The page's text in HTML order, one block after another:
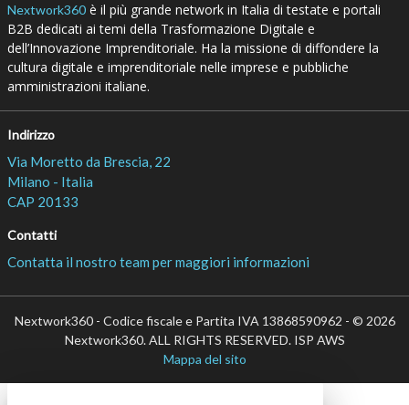
Nextwork360è il più grande network in Italia di testate e portali
B2B dedicati ai temi della Trasformazione Digitale e
dell’Innovazione Imprenditoriale. Ha la missione di diffondere la
cultura digitale e imprenditoriale nelle imprese e pubbliche
amministrazioni italiane.
Indirizzo
Via Moretto da Brescia, 22
Milano - Italia
CAP 20133
Contatti
Contatta il nostro team per maggiori informazioni
Nextwork360 - Codice fiscale e Partita IVA 13868590962 - © 2026
Nextwork360. ALL RIGHTS RESERVED. ISP AWS
Mappa del sito